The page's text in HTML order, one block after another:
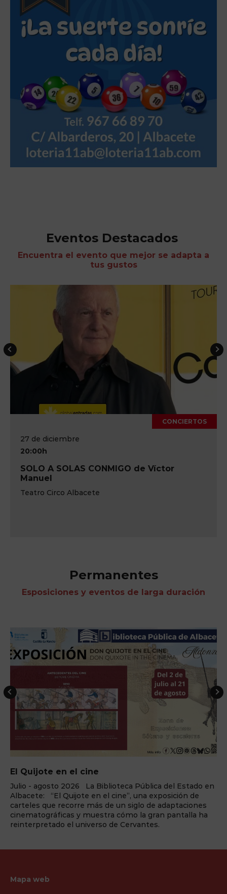
Eventos Destacados
Encuentra el evento que mejor se adapta a
tus gustos
27 de diciembre
20:00h
SOLO A SOLAS CONMIGO de Víctor
Manuel
Teatro Circo Albacete
CONCIERTOS
Permanentes
Esposiciones y eventos de larga duración
El Quijote en el cine
Julio - agosto 2026 La Biblioteca Pública del Estado en
Albacete: “El Quijote en el cine”, una exposición de
carteles que recorre más de un siglo de adaptaciones
cinematográficas y muestra cómo la gran pantalla ha
reinterpretado el universo de Cervantes.
Mapa web